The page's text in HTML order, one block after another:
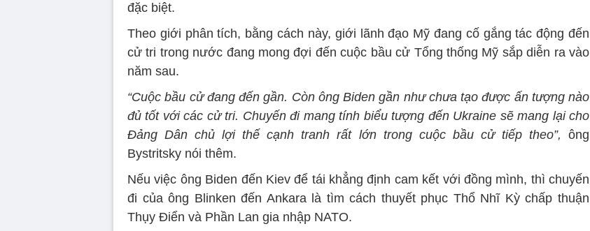
đặc biệt.
Theo giới phân tích, bằng cách này, giới lãnh đạo Mỹ đang cố gắng tác động đến
cử tri trong nước đang mong đợi đến cuộc bầu cử Tổng thống Mỹ sắp diễn ra vào
năm sau.
“Cuộc bầu cử đang đến gần. Còn ông Biden gần như chưa tạo được ấn tượng nào
đủ tốt với các cử tri. Chuyến đi mang tính biểu tượng đến Ukraine sẽ mang lại cho
Đảng Dân chủ lợi thế cạnh tranh rất lớn trong cuộc bầu cử tiếp theo”, ông
Bystritsky nói thêm.
Nếu việc ông Biden đến Kiev để tái khẳng định cam kết với đồng mình, thì chuyến
đi của ông Blinken đến Ankara là tìm cách thuyết phục Thổ Nhĩ Kỳ chấp thuận
Thụy Điển và Phần Lan gia nhập NATO.